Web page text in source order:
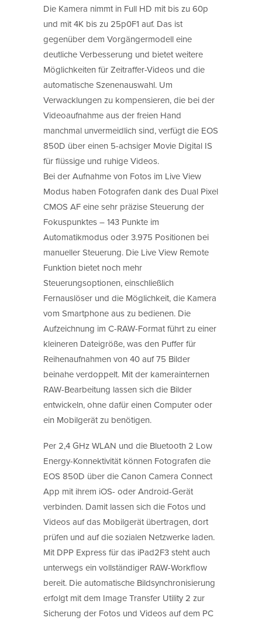
Die Kamera nimmt in Full HD mit bis zu 60p
und mit 4K bis zu 25p0F1 auf. Das ist
gegenüber dem Vorgängermodell eine
deutliche Verbesserung und bietet weitere
Möglichkeiten für Zeitraffer-Videos und die
automatische Szenenauswahl. Um
Verwacklungen zu kompensieren, die bei der
Videoaufnahme aus der freien Hand
manchmal unvermeidlich sind, verfügt die EOS
850D über einen 5-achsiger Movie Digital IS
für flüssige und ruhige Videos.
Bei der Aufnahme von Fotos im Live View
Modus haben Fotografen dank des Dual Pixel
CMOS AF eine sehr präzise Steuerung der
Fokuspunktes – 143 Punkte im
Automatikmodus oder 3.975 Positionen bei
manueller Steuerung. Die Live View Remote
Funktion bietet noch mehr
Steuerungsoptionen, einschließlich
Fernauslöser und die Möglichkeit, die Kamera
vom Smartphone aus zu bedienen. Die
Aufzeichnung im C-RAW-Format führt zu einer
kleineren Dateigröße, was den Puffer für
Reihenaufnahmen von 40 auf 75 Bilder
beinahe verdoppelt. Mit der kamerainternen
RAW-Bearbeitung lassen sich die Bilder
entwickeln, ohne dafür einen Computer oder
ein Mobilgerät zu benötigen.
Per 2,4 GHz WLAN und die Bluetooth 2 Low
Energy-Konnektivität können Fotografen die
EOS 850D über die Canon Camera Connect
App mit ihrem iOS- oder Android-Gerät
verbinden. Damit lassen sich die Fotos und
Videos auf das Mobilgerät übertragen, dort
prüfen und auf die sozialen Netzwerke laden.
Mit DPP Express für das iPad2F3 steht auch
unterwegs ein vollständiger RAW-Workflow
bereit. Die automatische Bildsynchronisierung
erfolgt mit dem Image Transfer Utility 2 zur
Sicherung der Fotos und Videos auf dem PC